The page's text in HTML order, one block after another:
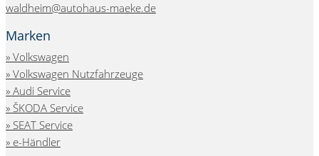
waldheim@autohaus-maeke.de
Marken
» Volkswagen
» Volkswagen Nutzfahrzeuge
» Audi Service
» ŠKODA Service
» SEAT Service
» e-Händler